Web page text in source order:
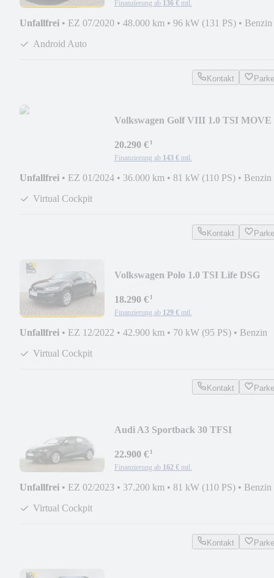
Finanzierung ab 136 € mtl.
Unfallfrei • EZ 07/2020 • 48.000 km • 96 kW (131 PS) • Benzin
Android Auto
Kontakt
Volkswagen Golf VIII 1.0 TSI MOVE
20.290 €¹
Finanzierung ab 143 € mtl.
Unfallfrei • EZ 01/2024 • 36.000 km • 81 kW (110 PS) • Benzin
Virtual Cockpit
Kontakt
Volkswagen Polo 1.0 TSI Life DSG
18.290 €¹
Finanzierung ab 129 € mtl.
Unfallfrei • EZ 12/2022 • 42.900 km • 70 kW (95 PS) • Benzin
Virtual Cockpit
Kontakt
Audi A3 Sportback 30 TFSI
22.900 €¹
Finanzierung ab 162 € mtl.
Unfallfrei • EZ 02/2023 • 37.200 km • 81 kW (110 PS) • Benzin
Virtual Cockpit
Kontakt